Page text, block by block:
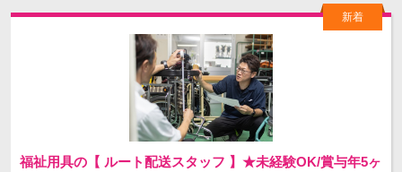
福祉用具の【 ルート配送スタッフ 】★未経験OK/賞与年5ヶ